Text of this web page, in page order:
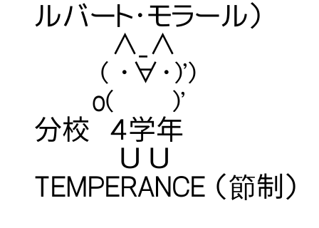
ルバート・モラール）
∧_∧ 【性
( ・∀・)') 【出
o( )' 【学年】
分校 ４学年
Ｕ Ｕ 【象徴
TEMPERANCE （節制）